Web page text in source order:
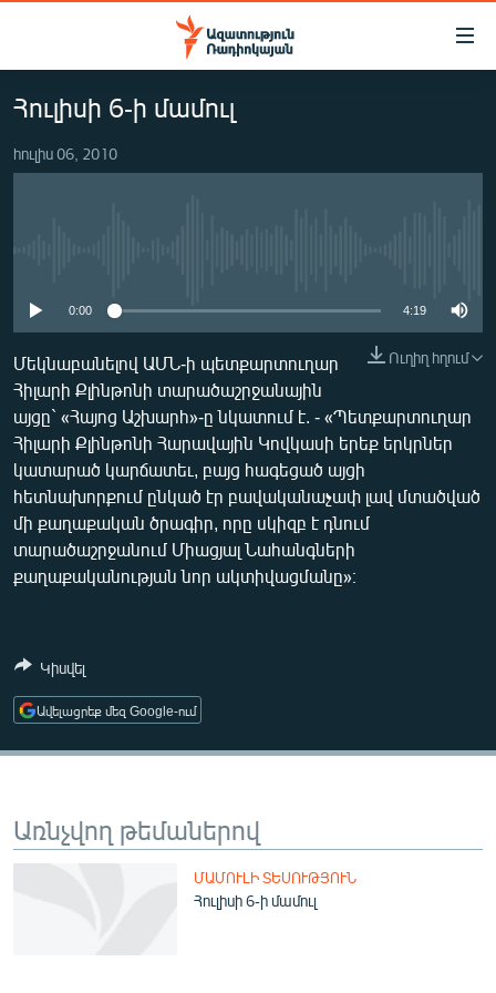
Մատչելիության
հիմնական
Անցնել
ԱԶԱՏՈՒԹՅՈՒՆ TV
ՀԱՅԱՍՏԱՆ
ՀԱՍԱՐԱԿՈՒԹՅՈՒՆ
ՏՆՏԵՍՈՒԹՅՈՒՆ
ՂԱՐԱԲԱՂ
ՊԱՏԵՐԱԶՄԻ 6 ՇԱԲԱԹՆԵՐԸ
ՏԱՐԱԾԱՇՐՋԱՆ
ՄԻՋԱԶԳԱՅԻՆ
ՄՇԱԿՈՒՅԹ
ՏՏ ԵՒ ԻՆՏԵՐՆԵՏ
ԿՈՐՈՆԱՎԻՐՈՒՍ
ԱՐԽԻՎ
ԲԱՆԱՎԵՃ
ՁԳՏԵԼՈՎ ԼԱՎԱԳՈՒՅՆԻՆ
Հուլիսի 6-ի մամուլ
հուլիս 06, 2010
0:00 4:19
Ուղիղ հղում
Մեկնաբանելով ԱՄՆ-ի պետքարտուղար
Հիլարի Քլինթոնի տարածաշրջանային
այցը` «Հայոց Աշխարհ»-ը նկատում է. - «Պետքարտուղար
Հիլարի Քլինթոնի Հարավային Կովկասի երեք երկրներ
կատարած կարճատեւ, բայց հագեցած այցի
հետնախորքում ընկած էր բավականաչափ լավ մտածված
մի քաղաքական ծրագիր, որը սկիզբ է դնում
տարածաշրջանում Միացյալ Նահանգների
քաղաքականության նոր ակտիվացմանը»։
Կիսվել
Ավելացրեք մեզ Google-ում
Առնչվող թեմաներով
ՄԱՄՈՒԼԻ ՏԵՍՈՒԹՅՈՒՆ
Հուլիսի 6-ի մամուլ